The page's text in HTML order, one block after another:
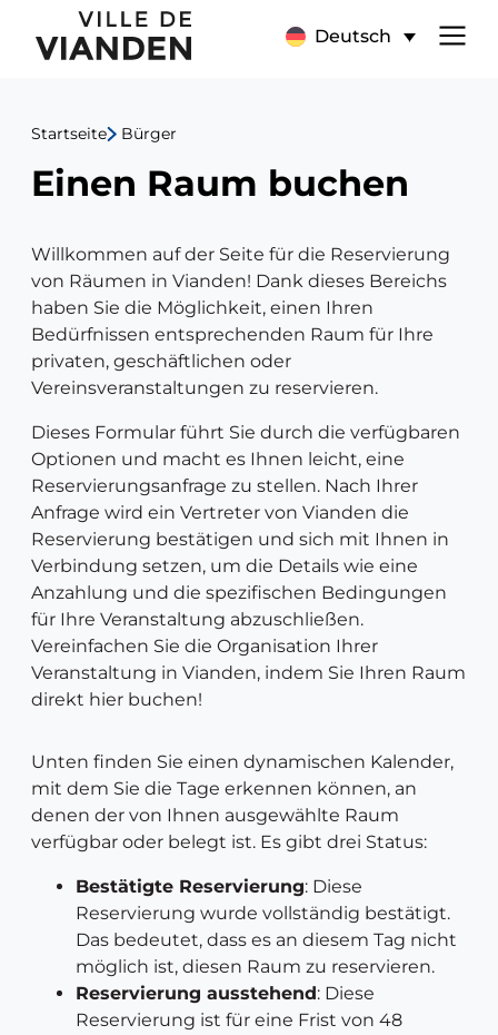
Raumreservierung
Deutsch
Hauptnavigationsmenü
Startseite Bürger
Einen Raum buchen
Willkommen auf der Seite für die Reservierung
von Räumen in Vianden! Dank dieses Bereichs
haben Sie die Möglichkeit, einen Ihren
Bedürfnissen entsprechenden Raum für Ihre
privaten, geschäftlichen oder
Vereinsveranstaltungen zu reservieren.
Dieses Formular führt Sie durch die verfügbaren
Optionen und macht es Ihnen leicht, eine
Reservierungsanfrage zu stellen. Nach Ihrer
Anfrage wird ein Vertreter von Vianden die
Reservierung bestätigen und sich mit Ihnen in
Verbindung setzen, um die Details wie eine
Anzahlung und die spezifischen Bedingungen
für Ihre Veranstaltung abzuschließen.
Vereinfachen Sie die Organisation Ihrer
Veranstaltung in Vianden, indem Sie Ihren Raum
direkt hier buchen!
Unten finden Sie einen dynamischen Kalender,
mit dem Sie die Tage erkennen können, an
denen der von Ihnen ausgewählte Raum
verfügbar oder belegt ist. Es gibt drei Status:
Bestätigte Reservierung: Diese
Reservierung wurde vollständig bestätigt.
Das bedeutet, dass es an diesem Tag nicht
möglich ist, diesen Raum zu reservieren.
Reservierung ausstehend: Diese
Reservierung ist für eine Frist von 48